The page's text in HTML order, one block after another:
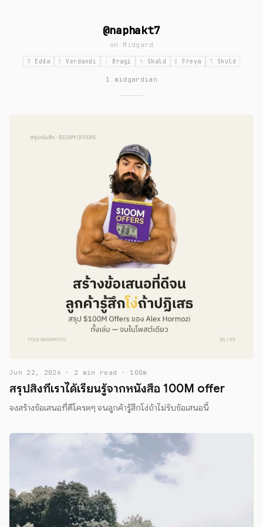
@naphakt7
on Midgard
ᛖ Edda ᚠ Verdandi ᚲ Bragi ᛋ Skald ᛒ Freya ᛉ Skuld
1 midgardian
Jun 22, 2026 · 2 min read · 100m
สรุปสิ่งที่เราได้เรียนรู้จากหนังสือ 100M offer
จงสร้างข้อเสนอที่ดีโครตๆ จนลูกค้ารู้สึกโง่ถ้าไม่รับข้อเสนอนี้